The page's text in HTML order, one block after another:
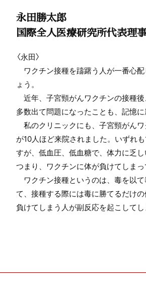
永田勝太郎
国際全人医療研究所代表理
〈永田〉
ワクチン接種を躊躇う人が一番心
ょう。
近年、子宮頸がんワクチンの接種
多数出て問題になったことも、記憶に
私のクリニックにも、子宮頸がん
が10人ほど来院されました。いずれ
すが、低血圧、低血糖で、体力に乏
つまり、ワクチンに体が負けてしまっ
ワクチン接種というのは、毒を以
て、接種する際には毒に勝てるだけ
負けてしまう人が副反応を起こしてし